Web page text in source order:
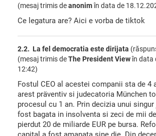
(mesaj trimis deanonimîn data de
Ce legatura are? Aici e vorba de tiktok
2.2. La fel democratia este dirijata
(mesaj trimis deThe President Viewîn data
12:42)
Fostul CEO al acestei companii sta de 4
arest präventiv si judecatoria München
procesul cu 1 an. Prin decizia unui
fost bagata in insolventa si zeci de mii
pierdut 20 de miliarde EUR pe bursa.